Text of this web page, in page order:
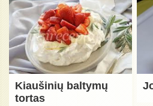
Kiaušinių baltymų
tortas